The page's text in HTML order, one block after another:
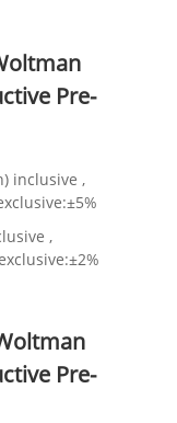
Pre-
inclusive ,
,
Pre-